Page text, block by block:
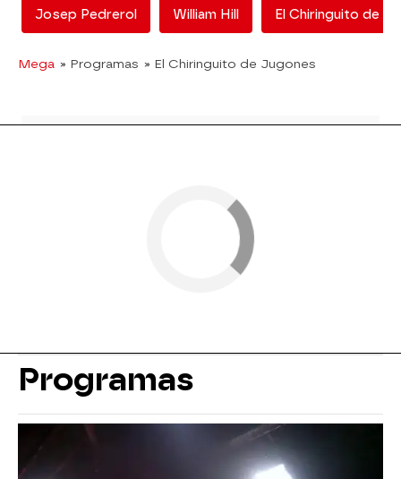
Josep Pedrerol William Hill El Chiringuito de
Mega » Programas » El Chiringuito de Jugones
Programas